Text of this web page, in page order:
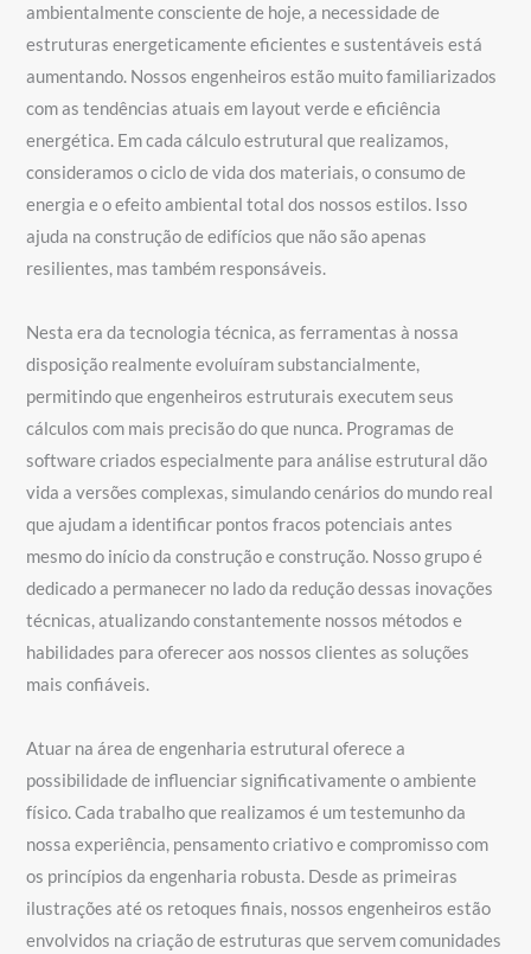
ambientalmente consciente de hoje, a necessidade de
estruturas energeticamente eficientes e sustentáveis está
aumentando. Nossos engenheiros estão muito familiarizados
com as tendências atuais em layout verde e eficiência
energética. Em cada cálculo estrutural que realizamos,
consideramos o ciclo de vida dos materiais, o consumo de
energia e o efeito ambiental total dos nossos estilos. Isso
ajuda na construção de edifícios que não são apenas
resilientes, mas também responsáveis.
Nesta era da tecnologia técnica, as ferramentas à nossa
disposição realmente evoluíram substancialmente,
permitindo que engenheiros estruturais executem seus
cálculos com mais precisão do que nunca. Programas de
software criados especialmente para análise estrutural dão
vida a versões complexas, simulando cenários do mundo real
que ajudam a identificar pontos fracos potenciais antes
mesmo do início da construção e construção. Nosso grupo é
dedicado a permanecer no lado da redução dessas inovações
técnicas, atualizando constantemente nossos métodos e
habilidades para oferecer aos nossos clientes as soluções
mais confiáveis.
Atuar na área de engenharia estrutural oferece a
possibilidade de influenciar significativamente o ambiente
físico. Cada trabalho que realizamos é um testemunho da
nossa experiência, pensamento criativo e compromisso com
os princípios da engenharia robusta. Desde as primeiras
ilustrações até os retoques finais, nossos engenheiros estão
envolvidos na criação de estruturas que servem comunidades